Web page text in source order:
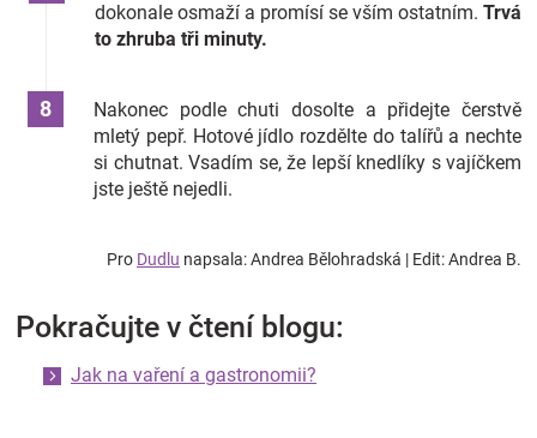
dokonale osmaží a promísí se vším ostatním. Trvá
to zhruba tři minuty.
Nakonec podle chuti dosolte a přidejte čerstvě
mletý pepř. Hotové jídlo rozdělte do talířů a nechte
si chutnat. Vsadím se, že lepší knedlíky s vajíčkem
jste ještě nejedli.
Pro Dudlu napsala: Andrea Bělohradská | Edit: Andrea B.
Pokračujte v čtení blogu:
Jak na vaření a gastronomii?